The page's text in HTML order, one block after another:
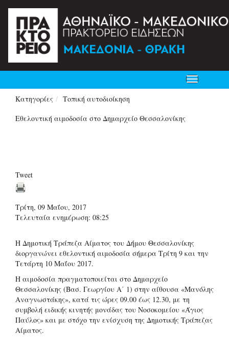
Toggle
navigation
Κατηγορίες
Τοπική αυτοδιοίκηση
Εθελοντική αιμοδοσία στο Δημαρχείο Θεσσαλονίκης
Tweet
Τρίτη, 09 Μαΐου, 2017
Τελευταία ενημέρωση: 08:25
Η Δημοτική Τράπεζα Αίματος του Δήμου Θεσσαλονίκης
διοργανώνει εθελοντική αιμοδοσία σήμερα Τρίτη 9 και την
Τετάρτη 10 Μαΐου 2017.
Η αιμοδοσία πραγματοποιείται στο Δημαρχείο
Θεσσαλονίκης (Βασ. Γεωργίου Α΄ 1) στην αίθουσα «Μανόλης
Αναγνωστάκης», κατά τις ώρες 09.00 έως 12.30, με τη
συμβολή ειδικής κινητής μονάδας του Νοσοκομείου «Άγιος
Παύλος» και με στόχο την ενίσχυση της Δημοτικής Τράπεζας
Αίματος.